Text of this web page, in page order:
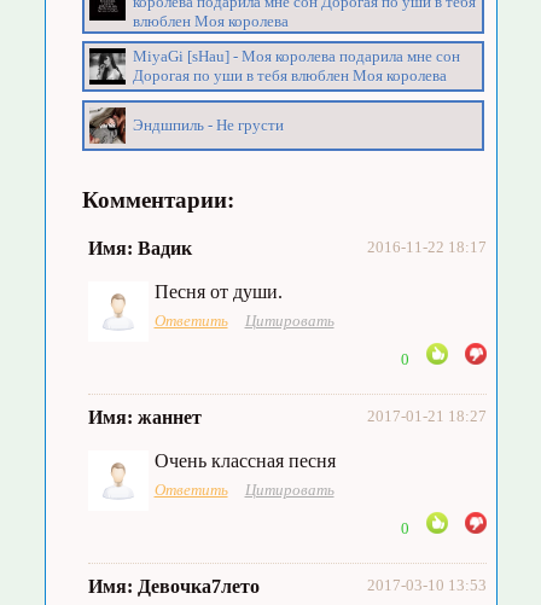
влюблен Моя королева
MiyaGi [sHau] - Моя королева подарила мне сон
Дорогая по уши в тебя влюблен Моя королева
Эндшпиль - Не грусти
Комментарии:
2016-11-22 18:17
Имя: Вадик
Песня от души.
Ответить Цитировать
0
2017-01-21 18:27
Имя: жаннет
Очень классная песня
Ответить Цитировать
0
2017-03-10 13:53
Имя: Девочка7лето